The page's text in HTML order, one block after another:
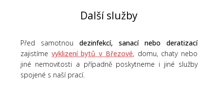
Další služby
Před samotnou dezinfekcí, sanací nebo deratizací
zajistíme vyklizení bytů v Březové, domu, chaty nebo
jiné nemovitosti a případně poskytneme i jiné služby
spojené s naší prací.